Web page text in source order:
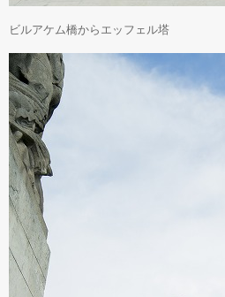
ビルアケム橋からエッフェル塔